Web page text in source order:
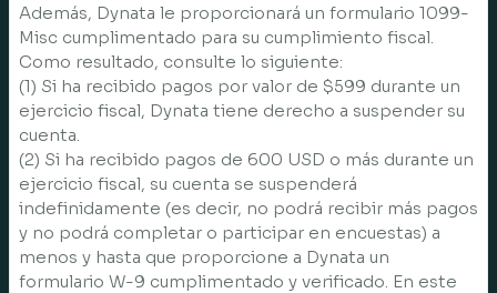
Además, Dynata le proporcionará un formulario 1099-
Misc cumplimentado para su cumplimiento fiscal.
Como resultado, consulte lo siguiente:
(1) Si ha recibido pagos por valor de $599 durante un
ejercicio fiscal, Dynata tiene derecho a suspender su
cuenta.
(2) Si ha recibido pagos de 600 USD o más durante un
ejercicio fiscal, su cuenta se suspenderá
indefinidamente (es decir, no podrá recibir más pagos
y no podrá completar o participar en encuestas) a
menos y hasta que proporcione a Dynata un
formulario W-9 cumplimentado y verificado. En este